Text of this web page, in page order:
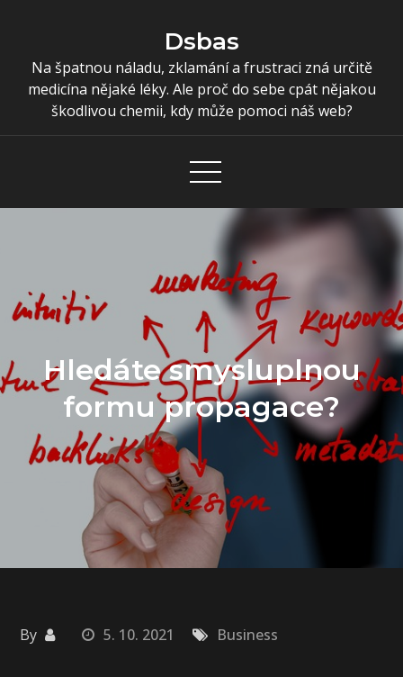
content
Dsbas
Na špatnou náladu, zklamání a frustraci zná určitě
medicína nějaké léky. Ale proč do sebe cpát nějakou
škodlivou chemii, kdy může pomoci náš web?
Hledáte smysluplnou
formu propagace?
By 5. 10. 2021 Business